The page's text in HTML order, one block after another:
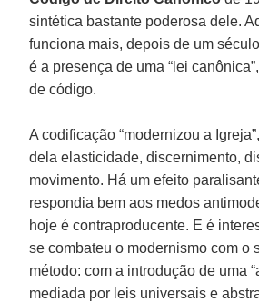
sintética bastante poderosa dele.
funciona mais, depois de um
é a presença de uma “lei
de código.
A codificação “modernizou a
dela elasticidade, discernimento,
movimento. Há um efeito
respondia bem aos medos
hoje é contraproducente. E é
se combateu o modernismo com o
método: com a introdução de uma
mediada por leis universais e